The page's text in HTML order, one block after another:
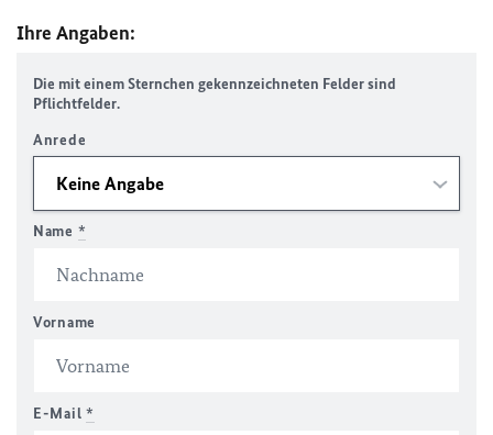
Ihre Angaben:
Die mit einem Sternchen gekennzeichneten Felder sind
Pflichtfelder.
Anrede
Name *
Vorname
E-Mail *